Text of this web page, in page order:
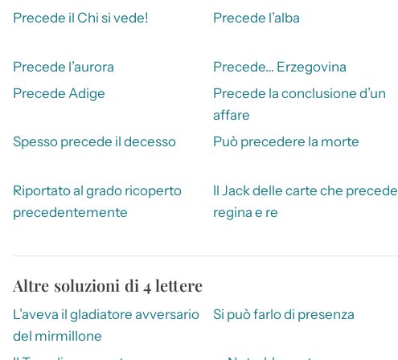
Precede il Chi si vede! Precede l’alba
Precede l’aurora
Precede… Erzegovina
Precede Adige
Precede la conclusione d’un
affare
Spesso precede il decesso Può precedere la morte
Riportato al grado ricoperto
precedentemente
Il Jack delle carte che precede
regina e re
Altre soluzioni di 4 lettere
L’aveva il gladiatore avversario
del mirmillone
Si può farlo di presenza